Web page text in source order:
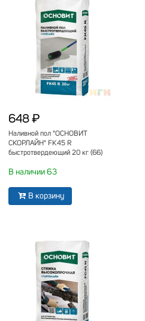
648 ₽
Наливной пол "ОСНОВИТ
СКОРЛАЙН" FK45 R
быстротвердеющий 20 кг (66)
В наличии 63
В корзину